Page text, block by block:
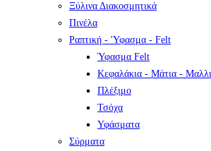
Ξύλινα Διακοσμητικά
Πινέλα
Ραπτική - 'Υφασμα - Felt
Ύφασμα Felt
Κεφαλάκια - Μάτια -
Πλέξιμο
Τσόχα
Υφάσματα
Σύρματα